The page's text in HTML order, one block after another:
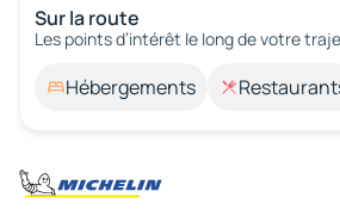
Sur la route
Les points d’intérêt le long de votre
Hébergements